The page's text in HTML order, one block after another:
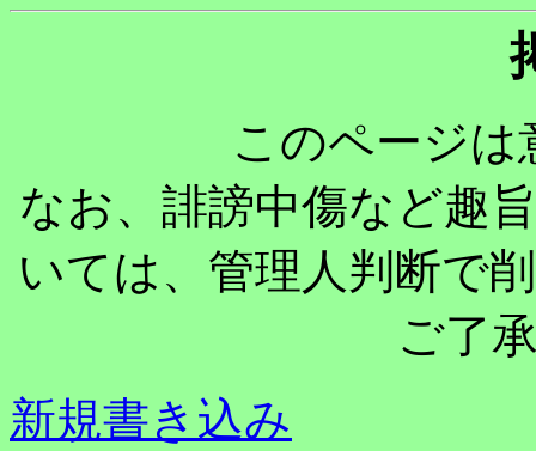
このページは
なお、誹謗中傷など趣
いては、管理人判断で
ご了
新規書き込み